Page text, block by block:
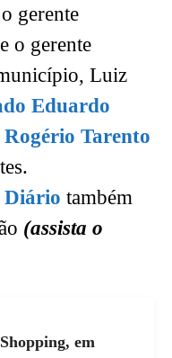
gerente
o gerente
Luiz
Eduardo
Rogério Tarento
Diário também
(assista o
em